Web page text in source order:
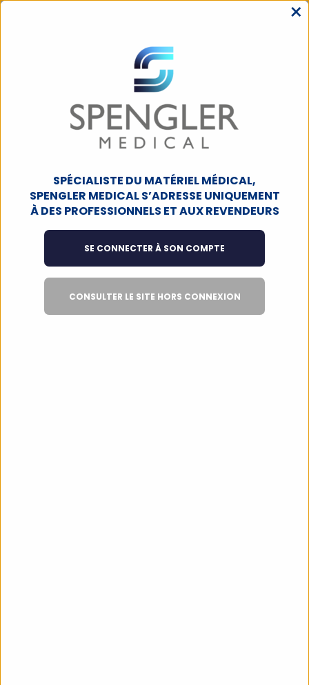
URGENCES ET OXYGÈNE
MATERIEL D'INTERVENTION
BRANCARDS / CIVIÈRES
Brancard catastrophe avec
têtière et roulettes, bleu
SPÉCIALISTE DU MATÉRIEL MÉDICAL,
SPENGLER MEDICAL S’ADRESSE UNIQUEMENT
À DES PROFESSIONNELS ET AUX REVENDEURS
SE CONNECTER À SON COMPTE
CONSULTER LE SITE HORS CONNEXION
×